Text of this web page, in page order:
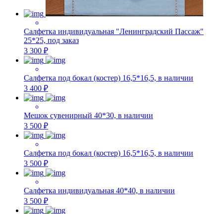
Салфетка индивидуальная "Ленинградский Пассаж"
25*25, под заказ
3 300 ₽
Салфетка под бокал (костер) 16,5*16,5, в наличии
3 400 ₽
Мешок сувенирный 40*30, в наличии
3 500 ₽
Салфетка под бокал (костер) 16,5*16,5, в наличии
3 500 ₽
Салфетка индивидуальная 40*40, в наличии
3 500 ₽